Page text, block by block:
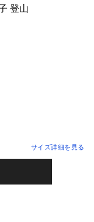
登山
サイズ詳細を見る